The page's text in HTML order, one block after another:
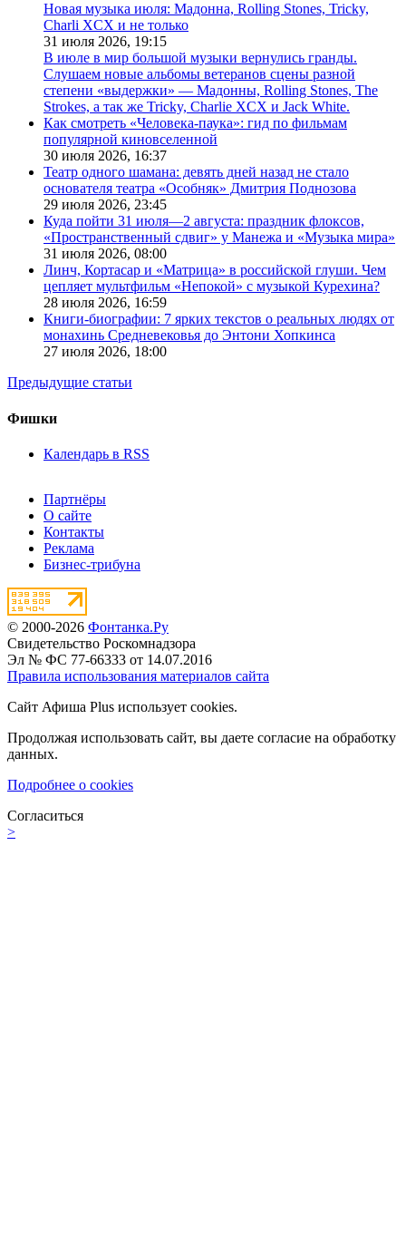
Новая музыка июля: Мадонна, Rolling Stones, Tricky,
Charli XCX и не только
31 июля 2026, 19:15
В июле в мир большой музыки вернулись гранды.
Слушаем новые альбомы ветеранов сцены разной
степени «выдержки» — Мадонны, Rolling Stones, The
Strokes, а так же Tricky, Charlie XCX и Jack White.
Как смотреть «Человека-паука»: гид по фильмам
популярной киновселенной
30 июля 2026, 16:37
Театр одного шамана: девять дней назад не стало
основателя театра «Особняк» Дмитрия Поднозова
29 июля 2026, 23:45
Куда пойти 31 июля—2 августа: праздник флоксов,
«Пространственный сдвиг» у Манежа и «Музыка мира»
31 июля 2026, 08:00
Линч, Кортасар и «Матрица» в российской глуши. Чем
цепляет мультфильм «Непокой» с музыкой Курехина?
28 июля 2026, 16:59
Книги-биографии: 7 ярких текстов о реальных людях от
монахинь Средневековья до Энтони Хопкинса
27 июля 2026, 18:00
Предыдущие статьи
Фишки
Календарь в RSS
Партнёры
О сайте
Контакты
Реклама
Бизнес-трибуна
© 2000-2026 Фонтанка.Ру
Свидетельство Роскомнадзора
Эл № ФС 77-66333 от 14.07.2016
Правила использования материалов сайта
Сайт Афиша Plus использует cookies.
Продолжая использовать сайт, вы даете согласие на обработку
данных.
Подробнее о cookies
Согласиться
>